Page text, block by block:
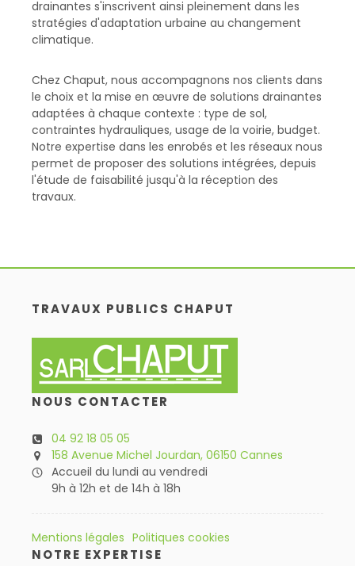
drainantes s'inscrivent ainsi pleinement dans les
stratégies d'adaptation urbaine au changement
climatique.
Chez Chaput, nous accompagnons nos clients dans
le choix et la mise en œuvre de solutions drainantes
adaptées à chaque contexte : type de sol,
contraintes hydrauliques, usage de la voirie, budget.
Notre expertise dans les enrobés et les réseaux nous
permet de proposer des solutions intégrées, depuis
l'étude de faisabilité jusqu'à la réception des
travaux.
TRAVAUX PUBLICS CHAPUT
NOUS CONTACTER
04 92 18 05 05
158 Avenue Michel Jourdan, 06150 Cannes
Accueil du lundi au vendredi
9h à 12h et de 14h à 18h
Mentions légales Politiques cookies
NOTRE EXPERTISE